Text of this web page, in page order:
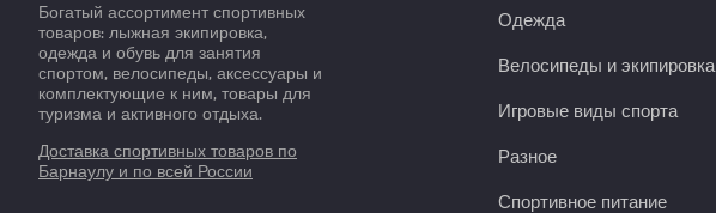
Богатый ассортимент спортивных
товаров: лыжная экипировка,
одежда и обувь для занятия
спортом, велосипеды, аксессуары и
комплектующие к ним, товары для
туризма и активного отдыха.
Доставка спортивных товаров по
Барнаулу и по всей России
Одежда
Велосипеды и экипировка
Игровые виды спорта
Разное
Спортивное питание